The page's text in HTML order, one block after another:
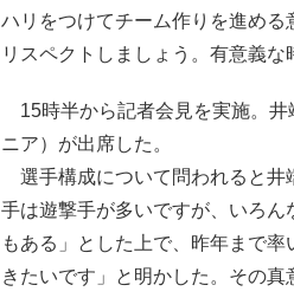
ハリをつけてチーム作りを進め
リスペクトしましょう。有意義な
15時半から記者会見を実施。井
ニア）が出席した。
選手構成について問われると井
手は遊撃手が多いですが、いろ
もある」とした上で、昨年まで
きたいです」と明かした。その